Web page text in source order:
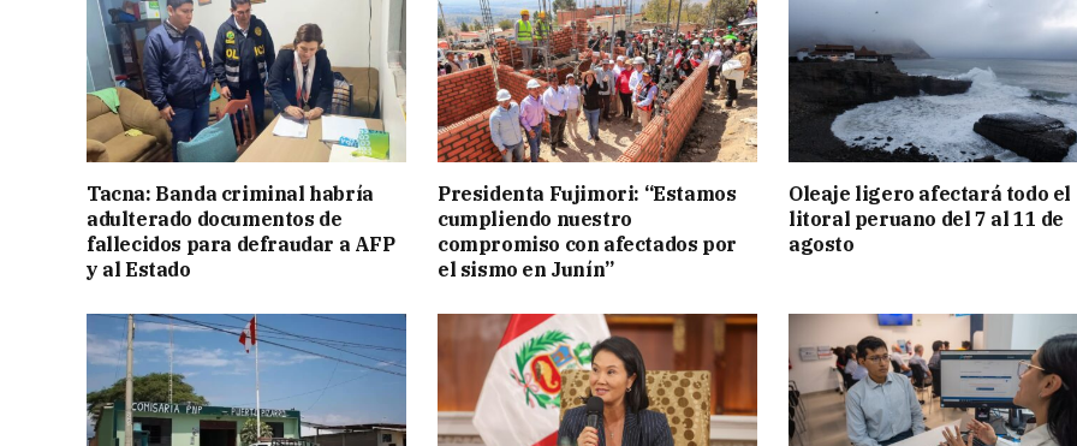
Tacna: Banda criminal habría
adulterado documentos de
fallecidos para defraudar a AFP
y al Estado
Presidenta Fujimori: “Estamos
cumpliendo nuestro
compromiso con afectados por
el sismo en Junín”
Oleaje ligero afectará todo el
litoral peruano del 7 al 11 de
agosto